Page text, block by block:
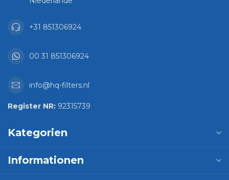
+31 851306924
00 31 851306924
info@hq-filters.nl
Register NR: 92315739
Kategorien
Informationen